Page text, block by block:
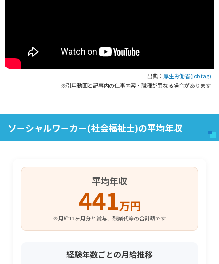
出典： 厚生労働省(job tag)
※引用動画と記事内の仕事内容・職種が異なる場合があります
ソーシャルワーカー(社会福祉士)の平均年収
平均年収
441万円
※月給12ヶ月分と賞与、残業代等の合計額です
経験年数ごとの月給推移